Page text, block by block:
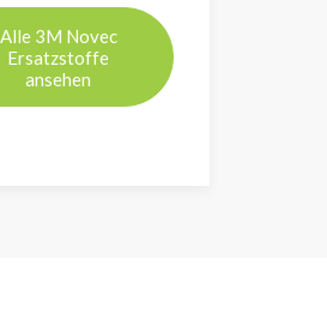
Alle 3M Novec
Ersatzstoffe
ansehen